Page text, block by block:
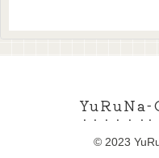
YuRuNa-
© 2023